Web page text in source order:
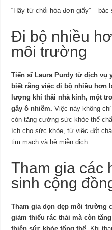
“Hãy từ chối hóa đơn giấy” – bác
Đi bộ nhiều
môi trường
Tiến sĩ Laura Purdy từ dịch vụ
biết rằng việc đi bộ nhiều hơn
lượng khí thải nhà kính, một
gây ô nhiễm. Việc này không
còn tăng cường sức khỏe thể
ích cho sức khỏe, từ việc đốt
tim mạch và hệ miễn dịch.
Tham gia các
sinh cộng
Tham gia dọn dẹp môi trường
giảm thiểu rác thải mà còn